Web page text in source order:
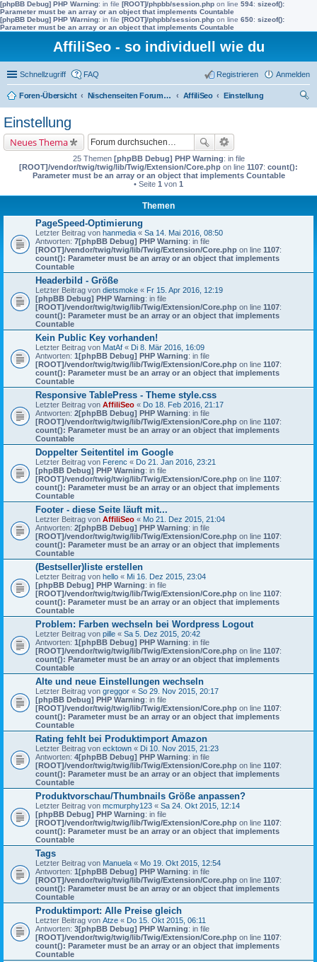
[phpBB Debug] PHP Warning: in file [ROOT]/phpbb/session.php on line 594: sizeof():
Parameter must be an array or an object that implements Countable
[phpBB Debug] PHP Warning: in file [ROOT]/phpbb/session.php on line 650: sizeof():
Parameter must be an array or an object that implements Countable
AffiliSeo - so individuell wie du
Schnellzugriff FAQ Anmelden
Registrieren
Foren-Übersicht Nischenseiten Forum von AffiliSeo AffiliSeo
Einstellung
Einstellung
Neues Thema
25 Themen [phpBB Debug] PHP Warning: in file
[ROOT]/vendor/twig/twig/lib/Twig/Extension/Core.php on line 1107: count():
Parameter must be an array or an object that implements Countable
• Seite 1 von 1
Themen
PageSpeed-Optimierung
Letzter Beitrag von hanmedia « Sa 14. Mai 2016, 08:50
Antworten: 7[phpBB Debug] PHP Warning: in file
[ROOT]/vendor/twig/twig/lib/Twig/Extension/Core.php on line 1107:
count(): Parameter must be an array or an object that implements
Countable
Headerbild - Größe
Letzter Beitrag von dietsmoke « Fr 15. Apr 2016, 12:19
[phpBB Debug] PHP Warning: in file
[ROOT]/vendor/twig/twig/lib/Twig/Extension/Core.php on line 1107:
count(): Parameter must be an array or an object that implements
Countable
Kein Public Key vorhanden!
Letzter Beitrag von MatAf « Di 8. Mär 2016, 16:09
Antworten: 1[phpBB Debug] PHP Warning: in file
[ROOT]/vendor/twig/twig/lib/Twig/Extension/Core.php on line 1107:
count(): Parameter must be an array or an object that implements
Countable
Responsive TablePress - Theme style.css
Letzter Beitrag von AffiliSeo « Do 18. Feb 2016, 21:17
Antworten: 2[phpBB Debug] PHP Warning: in file
[ROOT]/vendor/twig/twig/lib/Twig/Extension/Core.php on line 1107:
count(): Parameter must be an array or an object that implements
Countable
Doppelter Seitentitel im Google
Letzter Beitrag von Ferenc « Do 21. Jan 2016, 23:21
[phpBB Debug] PHP Warning: in file
[ROOT]/vendor/twig/twig/lib/Twig/Extension/Core.php on line 1107:
count(): Parameter must be an array or an object that implements
Countable
Footer - diese Seite läuft mit...
Letzter Beitrag von AffiliSeo « Mo 21. Dez 2015, 21:04
Antworten: 2[phpBB Debug] PHP Warning: in file
[ROOT]/vendor/twig/twig/lib/Twig/Extension/Core.php on line 1107:
count(): Parameter must be an array or an object that implements
Countable
(Bestseller)liste erstellen
Letzter Beitrag von hello « Mi 16. Dez 2015, 23:04
[phpBB Debug] PHP Warning: in file
[ROOT]/vendor/twig/twig/lib/Twig/Extension/Core.php on line 1107:
count(): Parameter must be an array or an object that implements
Countable
Problem: Farben wechseln bei Wordpress Logout
Letzter Beitrag von pille « Sa 5. Dez 2015, 20:42
Antworten: 1[phpBB Debug] PHP Warning: in file
[ROOT]/vendor/twig/twig/lib/Twig/Extension/Core.php on line 1107:
count(): Parameter must be an array or an object that implements
Countable
Alte und neue Einstellungen wechseln
Letzter Beitrag von greggor « So 29. Nov 2015, 20:17
[phpBB Debug] PHP Warning: in file
[ROOT]/vendor/twig/twig/lib/Twig/Extension/Core.php on line 1107:
count(): Parameter must be an array or an object that implements
Countable
Rating fehlt bei Produktimport Amazon
Letzter Beitrag von ecktown « Di 10. Nov 2015, 21:23
Antworten: 4[phpBB Debug] PHP Warning: in file
[ROOT]/vendor/twig/twig/lib/Twig/Extension/Core.php on line 1107:
count(): Parameter must be an array or an object that implements
Countable
Produktvorschau/Thumbnails Größe anpassen?
Letzter Beitrag von mcmurphy123 « Sa 24. Okt 2015, 12:14
[phpBB Debug] PHP Warning: in file
[ROOT]/vendor/twig/twig/lib/Twig/Extension/Core.php on line 1107:
count(): Parameter must be an array or an object that implements
Countable
Tags
Letzter Beitrag von Manuela « Mo 19. Okt 2015, 12:54
Antworten: 1[phpBB Debug] PHP Warning: in file
[ROOT]/vendor/twig/twig/lib/Twig/Extension/Core.php on line 1107:
count(): Parameter must be an array or an object that implements
Countable
Produktimport: Alle Preise gleich
Letzter Beitrag von Atze « Do 15. Okt 2015, 06:11
Antworten: 3[phpBB Debug] PHP Warning: in file
[ROOT]/vendor/twig/twig/lib/Twig/Extension/Core.php on line 1107:
count(): Parameter must be an array or an object that implements
Countable